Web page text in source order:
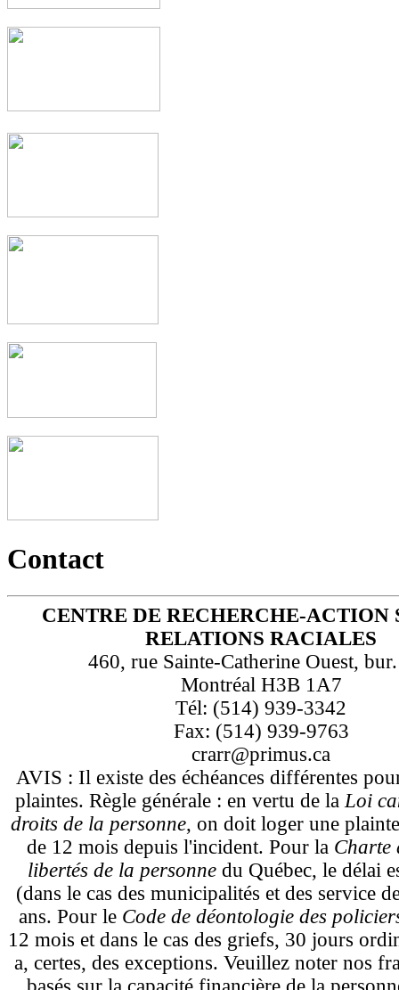
Contact
CENTRE DE RECHERCHE-ACTION
RELATIONS RACIALES
460, rue Sainte-Catherine Ouest,
Montréal H3B 1A7
Tél: (514) 939-3342
Fax: (514) 939-9763
crarr@primus.ca
AVIS : Il existe des échéances différentes
plaintes. Règle générale : en vertu de la Loi
droits de la personne, on doit loger une
de 12 mois depuis l'incident. Pour la Charte
libertés de la personnedu Québec, le délai
(dans le cas des municipalités et des service
ans. Pour le Code de déontologie des
12 mois et dans le cas des griefs, 30 jours
a, certes, des exceptions. Veuillez noter nos
basés sur la capacité financière de la